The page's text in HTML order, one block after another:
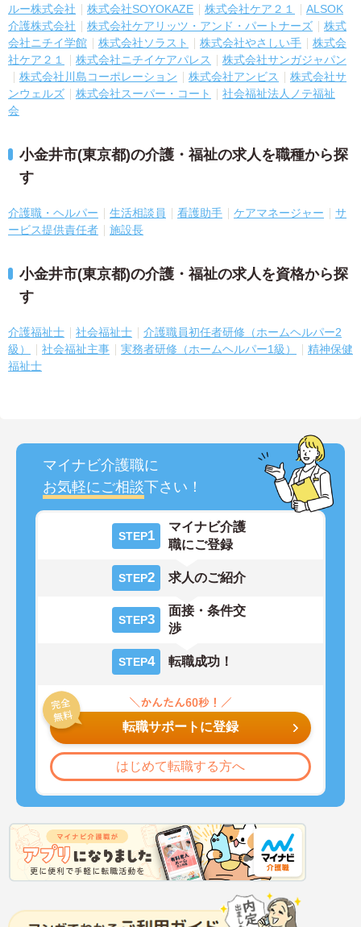
ルー株式会社
株式会社SOYOKAZE 株式会社ケア２１
ALSOK
介護株式会社
株式会社ケアリッツ・アンド・パートナーズ
株式
会社ニチイ学館
株式会社ソラスト 株式会社やさしい手
株式会
社ケア２１
株式会社ニチイケアパレス
株式会社サンガジャパン
株式会社川島コーポレーション
株式会社アンビス
株式会社サ
ンウェルズ
株式会社スーパー・コート
社会福祉法人ノテ福祉
会
小金井市(東京都)の介護・福祉の求人を職種から探
す
介護職・ヘルパー 生活相談員 看護助手 ケアマネージャー
サ
ービス提供責任者
施設長
小金井市(東京都)の介護・福祉の求人を資格から探
す
介護福祉士 社会福祉士
介護職員初任者研修（ホームヘルパー2
級）
社会福祉主事 実務者研修（ホームヘルパー1級）
精神保健
福祉士
マイナビ介護職に
お気軽にご相談下さい！
STEP1
マイナビ介護
職にご登録
STEP2 求人のご紹介
STEP3
面接・条件交
渉
STEP4 転職成功！
転職サポートに登録
はじめて転職する方へ